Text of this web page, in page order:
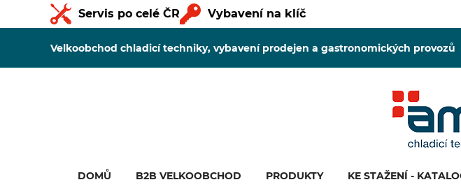
Servis po celé ČR Vybavení na klíč
Velkoobchod chladicí techniky, vybavení prodejen a gastronomických provozů
DOMŮ B2B VELKOOBCHOD PRODUKTY KE STAŽENÍ -